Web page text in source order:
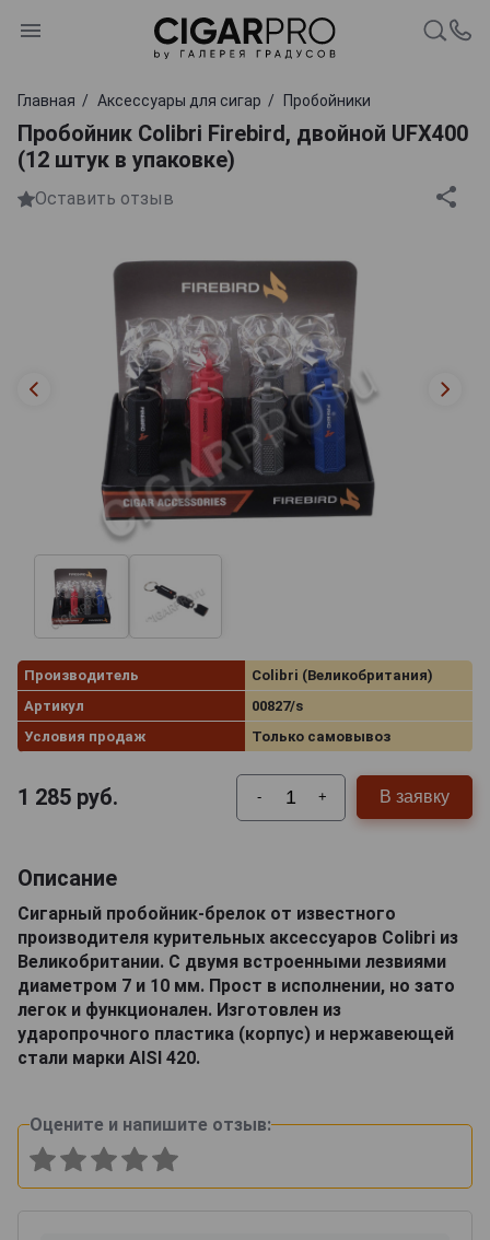
Главная Аксессуары для сигар Пробойники
Пробойник Colibri Firebird, двойной UFX400
(12 штук в упаковке)
Оставить отзыв
Производитель
Colibri (Великобритания)
Артикул
00827/s
Условия продаж
Только самовывоз
1 285 руб. - + В заявку
Описание
Сигарный пробойник-брелок от известного
производителя курительных аксессуаров Colibri из
Великобритании. С двумя встроенными лезвиями
диаметром 7 и 10 мм. Прост в исполнении, но зато
легок и функционален. Изготовлен из
ударопрочного пластика (корпус) и нержавеющей
стали марки AISI 420.
Оцените и напишите отзыв: